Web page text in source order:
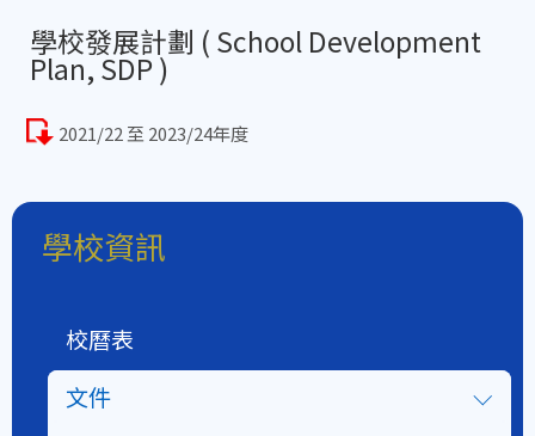
學校發展計劃 ( School Development
Plan, SDP )
2021/22 至 2023/24年度
學校資訊
校曆表
文件